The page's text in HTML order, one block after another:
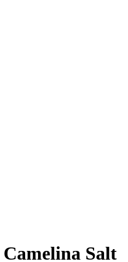
Camelina Salt